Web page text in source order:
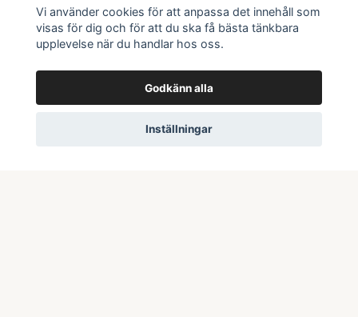
Kontakta oss
Köpvillkor
Prenumerera på vårt nyhetsbrev
Vi använder cookies för att anpassa det innehåll som
visas för dig och för att du ska få bästa tänkbara
upplevelse när du handlar hos oss.
Godkänn alla
Inställningar